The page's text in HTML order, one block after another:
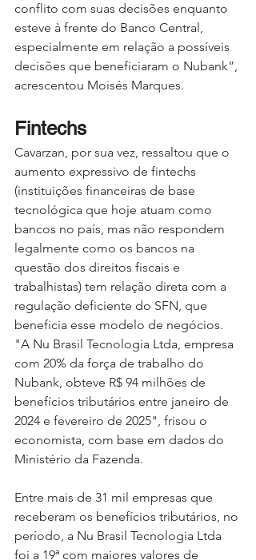
conflito com suas decisões enquanto
esteve à frente do Banco Central,
especialmente em relação a possíveis
decisões que beneficiaram o Nubank”,
acrescentou Moisés Marques.
Fintechs
Cavarzan, por sua vez, ressaltou que o
aumento expressivo de fintechs
(instituições financeiras de base
tecnológica que hoje atuam como
bancos no país, mas não respondem
legalmente como os bancos na
questão dos direitos fiscais e
trabalhistas) tem relação direta com a
regulação deficiente do SFN, que
beneficia esse modelo de negócios.
"A Nu Brasil Tecnologia Ltda, empresa
com 20% da força de trabalho do
Nubank, obteve R$ 94 milhões de
benefícios tributários entre janeiro de
2024 e fevereiro de 2025", frisou o
economista, com base em dados do
Ministério da Fazenda.
Entre mais de 31 mil empresas que
receberam os benefícios tributários, no
período, a Nu Brasil Tecnologia Ltda
foi a 19ª com maiores valores de